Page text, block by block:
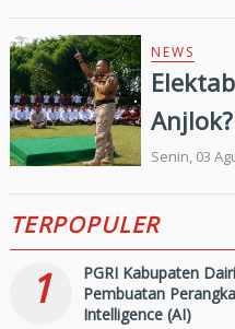
NEWS
"Londo
Senin, 03
TERPOPULER
1
PGRI Kabupaten
Pembuatan
Intelligence (AI)